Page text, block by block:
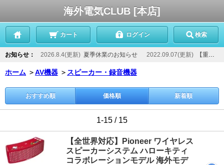
海外電気CLUB [本店]
カート ログイン 検索
お知らせ： 2026.8.4(更新) 夏季休業のお知らせ 2022.09.07(更新) 【重要】当店からのメールが届かないお客様へ
ホーム ＞AV機器 ＞ スピーカー・録音機器
おすすめ順 価格順 新着順
1-15 / 15
【全世界対応】Pioneer ワイヤレス
スピーカーシステム ハローキティ
コラボレーションモデル 海外モデ